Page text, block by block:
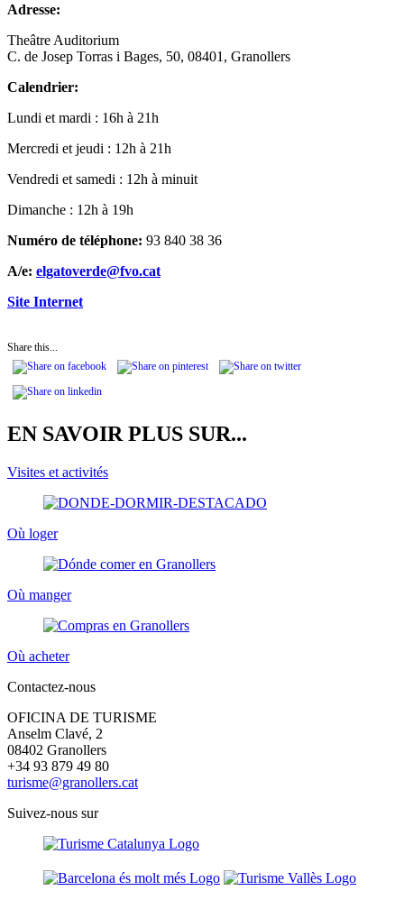
Adresse:
Theâtre Auditorium
C. de Josep Torras i Bages, 50, 08401, Granollers
Calendrier:
Lundi et mardi : 16h à 21h
Mercredi et jeudi : 12h à 21h
Vendredi et samedi : 12h à minuit
Dimanche : 12h à 19h
Numéro de téléphone: 93 840 38 36
A/e: elgatoverde@fvo.cat
Site Internet
Share this...
EN SAVOIR PLUS SUR...
Visites et activités
Où loger
Où manger
Où acheter
Contactez-nous
OFICINA DE TURISME
Anselm Clavé, 2
08402 Granollers
+34 93 879 49 80
turisme@granollers.cat
Suivez-nous sur